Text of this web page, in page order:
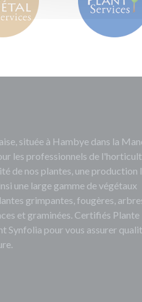
située à Hambye dans la
les professionnels de
de nos plantes, une production
une large gamme de végétaux
grimpantes, fougères,
et graminées. Certifiés Plante
Synfolia pour vous assurer